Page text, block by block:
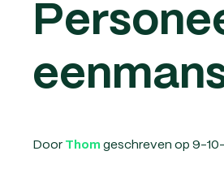
Door Thom geschreven op 9-